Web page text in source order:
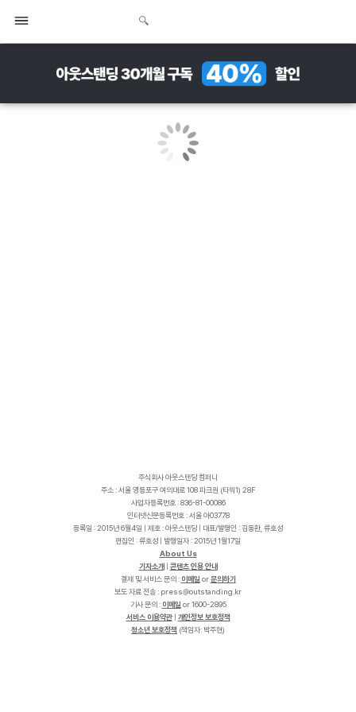
주식회사 아웃스탠딩 컴퍼니
주소 : 서울 영등포구 여의대로 108 파크원 (타워1) 28F
사업자등록번호 : 836-81-00086
인터넷신문등록번호 : 서울 아03778
등록일 : 2015년 6월4일 | 제호 : 아웃스탠딩 | 대표/발행인 : 김동환, 류호성
편집인 : 류호성 | 발행일자 : 2015년 1월17일
About Us
기자소개
콘텐츠 인용 안내
결제 및 서비스 문의 : 이메일 or문의하기
보도 자료 전송 :
r
k
.
g
n
i
d
n
a
t
s
t
u
o
@
s
s
e
r
p
기사 문의 : 이메일 or 1600-2895
서비스 이용약관| 개인정보 보호정책
청소년 보호정책 (책임자: 박주현)